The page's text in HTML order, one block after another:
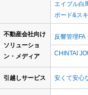
エイブル白
ボード&ス
不動産会社向け
ソリューショ
ン・メディア
反響管理FA
CHINTAI
引越しサービス 安くて安心